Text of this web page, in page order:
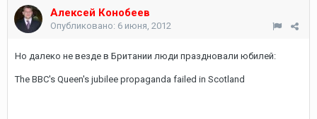
Алексей Конобеев
Опубликовано: 6 июня, 2012
Но далеко не везде в Британии люди праздновали юбилей:
The BBC's Queen's jubilee propaganda failed in Scotland